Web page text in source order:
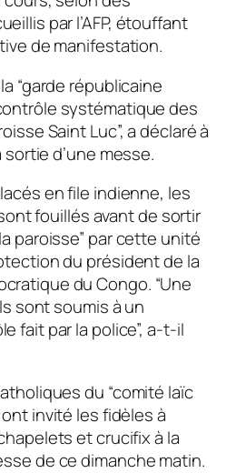
par l’AFP, étouffant
de manifestation.
“garde républicaine
systématique des
Saint Luc”, a déclaré à
sortie d’une messe.
en file indienne, les
fouillés avant de sortir
paroisse” par cette unité
du président de la
du Congo. “Une
sont soumis à un
fait par la police”, a-t-il
du “comité laïc
invité les fidèles à
et crucifix à la
de ce dimanche matin.